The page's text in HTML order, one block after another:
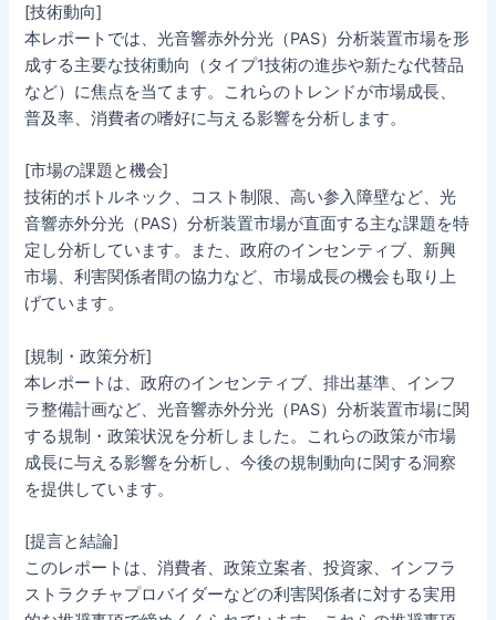
[技術動向]
本レポートでは、光音響赤外分光（PAS）分析装置市場を形
成する主要な技術動向（タイプ1技術の進歩や新たな代替品
など）に焦点を当てます。これらのトレンドが市場成長、
普及率、消費者の嗜好に与える影響を分析します。
[市場の課題と機会]
技術的ボトルネック、コスト制限、高い参入障壁など、光
音響赤外分光（PAS）分析装置市場が直面する主な課題を特
定し分析しています。また、政府のインセンティブ、新興
市場、利害関係者間の協力など、市場成長の機会も取り上
げています。
[規制・政策分析]
本レポートは、政府のインセンティブ、排出基準、インフ
ラ整備計画など、光音響赤外分光（PAS）分析装置市場に関
する規制・政策状況を分析しました。これらの政策が市場
成長に与える影響を分析し、今後の規制動向に関する洞察
を提供しています。
[提言と結論]
このレポートは、消費者、政策立案者、投資家、インフラ
ストラクチャプロバイダーなどの利害関係者に対する実用